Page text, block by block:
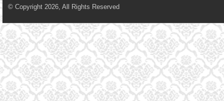
© Copyright 2026, All Rights Reserved